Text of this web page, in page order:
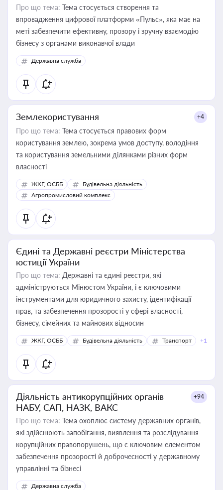
Про що тема: Тема стосується створення та
впровадження цифрової платформи «Пульс», яка має на
меті забезпечити ефективну, прозору і зручну взаємодію
бізнесу з органами виконавчої влади
Державна служба
Землекористування +4
Про що тема: Тема стосується правових форм
користування землею, зокрема умов доступу, володіння
та користування земельними ділянками різних форм
власності
ЖКГ, ОСББ
Будівельна діяльність
Агропромисловий комплекс
Єдині та Державні реєстри Міністерства
юстиції України
Про що тема: Державні та єдині реєстри, які
адмініструються Мінюстом України, і є ключовими
інструментами для юридичного захисту, ідентифікації
прав, та забезпечення прозорості у сфері власності,
бізнесу, сімейних та майнових відносин
ЖКГ, ОСББ Будівельна діяльність Транспорт +1
Діяльність антикорупційних органів
НАБУ, САП, НАЗК, ВАКС
+94
Про що тема: Тема охоплює систему державних органів,
які здійснюють запобігання, виявлення та розслідування
корупційних правопорушень, що є ключовим елементом
забезпечення прозорості й доброчесності у державному
управлінні та бізнесі
Державна служба